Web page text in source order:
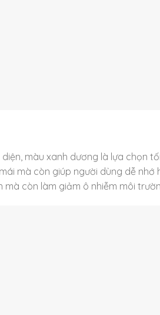
màu xanh dương là lựa chọn
mà còn giúp người dùng dễ nhớ
còn làm giảm ô nhiễm môi